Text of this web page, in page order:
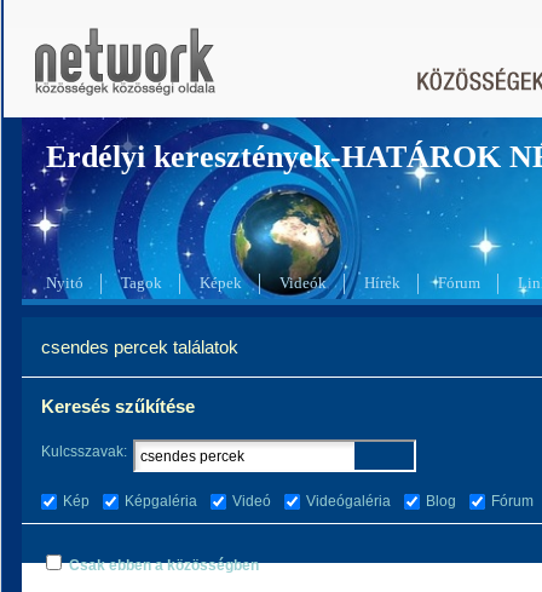
Erdélyi keresztények-HATÁROK
Nyitó Tagok Képek Videók Hírek Fórum
csendes percek találatok
Keresés szűkítése
Kulcsszavak:
Kép Képgaléria Videó Videógaléria Blog Fórum
Csak ebben a közösségben